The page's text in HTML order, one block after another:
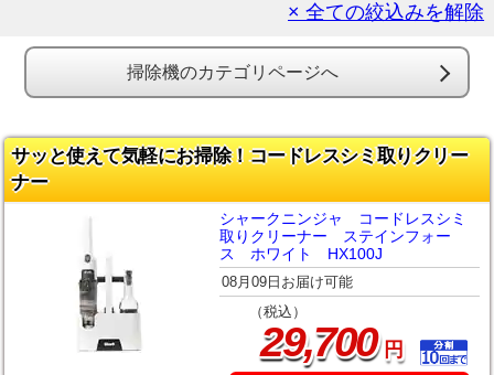
× 全ての絞込みを解除
掃除機のカテゴリページへ
サッと使えて気軽にお掃除！コードレスシミ取りクリー
ナー
シャークニンジャ コードレスシミ
取りクリーナー ステインフォー
ス ホワイト HX100J
08月09日お届け可能
（税込）
29,700円